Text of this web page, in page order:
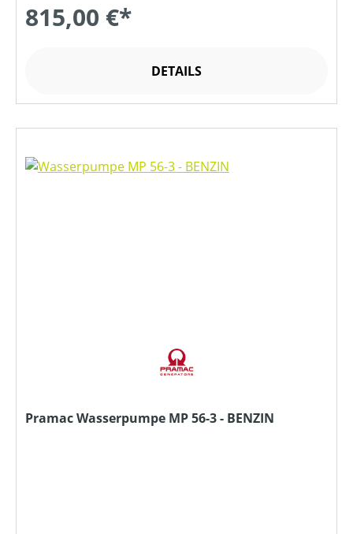
815,00 €*
DETAILS
Pramac Wasserpumpe MP 56-3 - BENZIN